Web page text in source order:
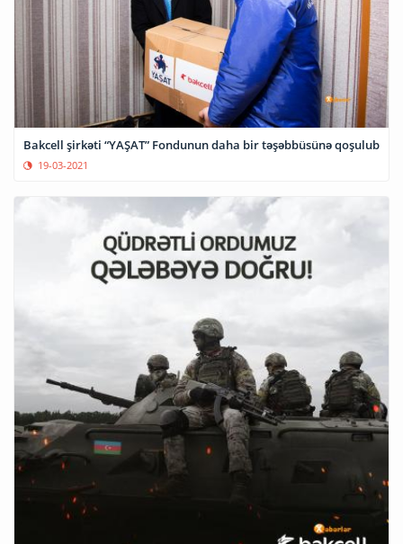
Bakcell şirkəti “YAŞAT” Fondunun daha bir təşəbbüsünə qoşulub
19-03-2021